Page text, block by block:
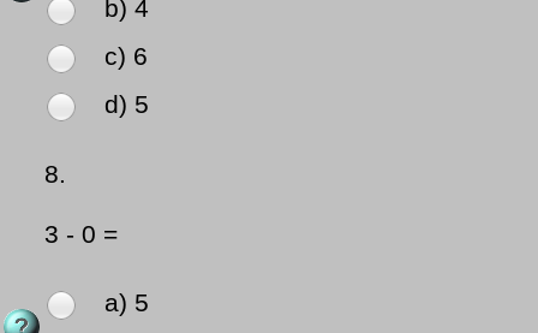
b) 4
c) 6
d) 5
8.
3 - 0 =
a) 5